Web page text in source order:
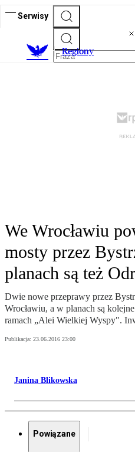
Serwisy
Regiony
We Wrocławiu
mosty przez
planach są też
Dwie nowe przeprawy przez
Wrocławiu, a w planach są
ramach „Alei Wielkiej Wyspy".
Publikacja: 23.06.2016 23:00
Janina Blikowska
Powiązane